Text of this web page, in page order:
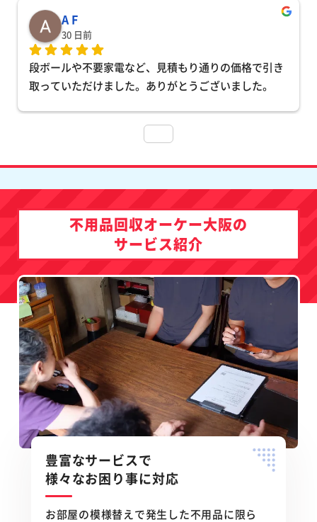
A F
30 日前
段ボールや不要家電など、見積もり通りの価格で引き
取っていただけました。ありがとうございました。
不用品回収オーケー大阪の
サービス紹介
豊富なサービスで
様々なお困り事に対応
お部屋の模様替えで発生した不用品に限ら